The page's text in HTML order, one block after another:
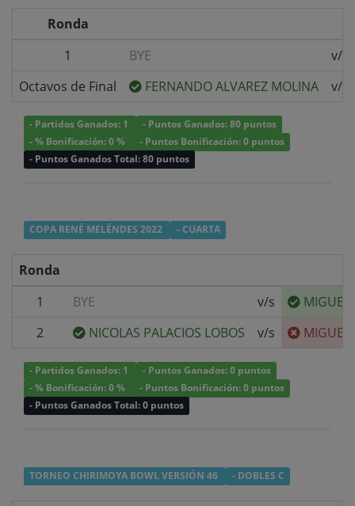
Ronda
1
BYE
v/s
Octavos de Final
FERNANDO ALVAREZ MOLINA v/s
- Partidos Ganados: 1
- Puntos Ganados: 80 puntos
- % Bonificación: 0 %
- Puntos Bonificación: 0 puntos
- Puntos Ganados Total: 80 puntos
COPA RENÉ MELÉNDES 2022 - CUARTA
Ronda
1
BYE v/s
MIGUEL
2
NICOLAS PALACIOS LOBOS v/s MIGUEL
- Partidos Ganados: 1
- Puntos Ganados: 0 puntos
- % Bonificación: 0 %
- Puntos Bonificación: 0 puntos
- Puntos Ganados Total: 0 puntos
TORNEO CHIRIMOYA BOWL VERSIÓN 46 - DOBLES C